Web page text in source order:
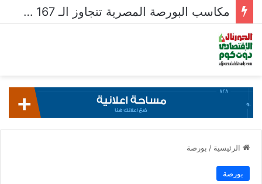
مكاسب البورصة المصرية تتجاوز الـ 167 مليار جنيه خلال أسبوع
الرئيسية / بورصة
بورصة